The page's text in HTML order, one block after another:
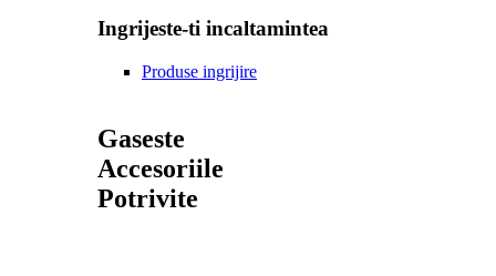
Ingrijeste-ti incaltamintea
Produse ingrijire
Gaseste
Accesoriile
Potrivite